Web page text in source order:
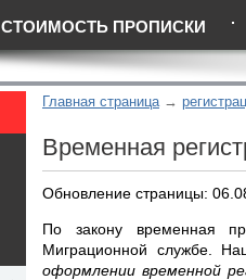
СТОИМОСТЬ ПРОПИСКИ
Главная страница
Временная
Обновление страницы:
По закону временная
Миграционной службе.
оформлении временной